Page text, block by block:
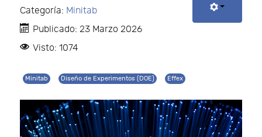
Categoría: Minitab
Publicado: 23 Marzo 2026
Visto: 1074
Minitab Diseño de Experimentos (DOE) Effex